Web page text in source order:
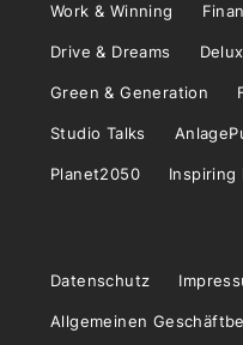
Work & Winning
Drive & Dreams
Green & Generation
Studio Talks
Planet2050 Inspiring
Datenschutz
Allgemeinen